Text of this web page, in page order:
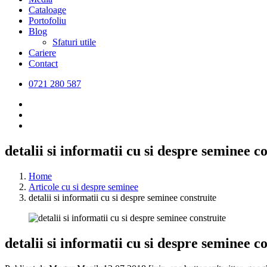
Cataloage
Portofoliu
Blog
Sfaturi utile
Cariere
Contact
0721 280 587
detalii si informatii cu si despre seminee
Home
Articole cu si despre seminee
detalii si informatii cu si despre seminee construite
detalii si informatii cu si despre seminee